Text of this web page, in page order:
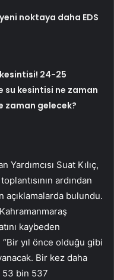
noktaya daha EDS
24-25
su kesintisi ne zaman
zaman gelecek?
Suat Kılıç,
ardından
bulundu.
kaybeden
“Bir yıl önce olduğu gibi
Bir kez daha
53 bin 537